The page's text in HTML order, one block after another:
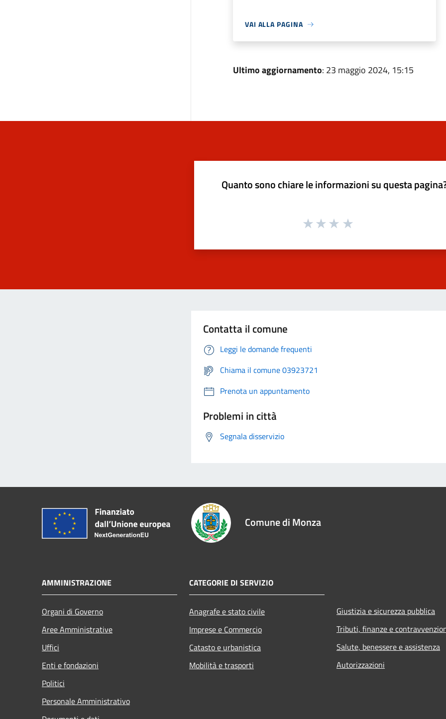
VAI ALLA PAGINA
Ultimo aggiornamento: 23 maggio 2024, 15:15
Quanto sono chiare le informazioni su questa
Contatta il comune
Leggi le domande frequenti
Chiama il comune 03923721
Prenota un appuntamento
Problemi in città
Segnala disservizio
Comune di Monza
AMMINISTRAZIONE
Organi di Governo
Aree Amministrative
Uffici
Enti e fondazioni
Politici
Personale Amministrativo
CATEGORIE DI SERVIZIO
Anagrafe e stato civile
Imprese e Commercio
Catasto e urbanistica
Mobilità e trasporti
Giustizia e sicurezza pubblica
Tributi, finanze e
Salute, benessere e assistenza
Autorizzazioni